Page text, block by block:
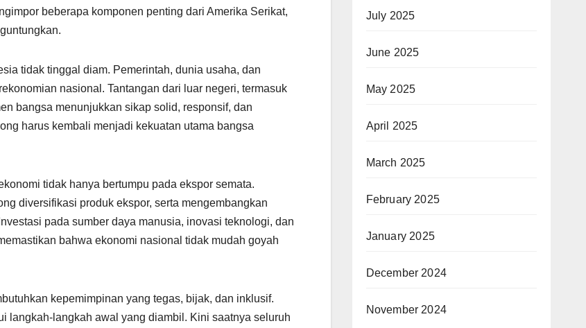
beberapa komponen penting dari Amerika Serikat,
tidak tinggal diam. Pemerintah, dunia usaha, dan
nasional. Tantangan dari luar negeri, termasuk
bangsa menunjukkan sikap solid, responsif, dan
harus kembali menjadi kekuatan utama bangsa
tidak hanya bertumpu pada ekspor semata.
diversifikasi produk ekspor, serta mengembangkan
pada sumber daya manusia, inovasi teknologi, dan
bahwa ekonomi nasional tidak mudah goyah
kepemimpinan yang tegas, bijak, dan inklusif.
langkah-langkah awal yang diambil. Kini saatnya seluruh
July 2025
June 2025
May 2025
April 2025
March 2025
February 2025
January 2025
December 2024
November 2024